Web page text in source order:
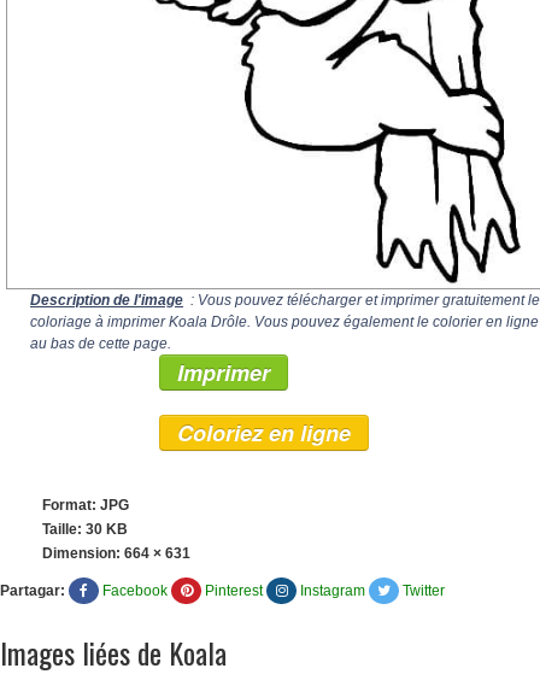
Description de l'image : Vous pouvez télécharger et imprimer gratuitement le
coloriage à imprimer Koala Drôle. Vous pouvez également le colorier en ligne
au bas de cette page.
Imprimer
Coloriez en ligne
Format: JPG
Taille: 30 KB
Dimension: 664 × 631
Partagar: Facebook Pinterest Instagram Twitter
Images liées de Koala